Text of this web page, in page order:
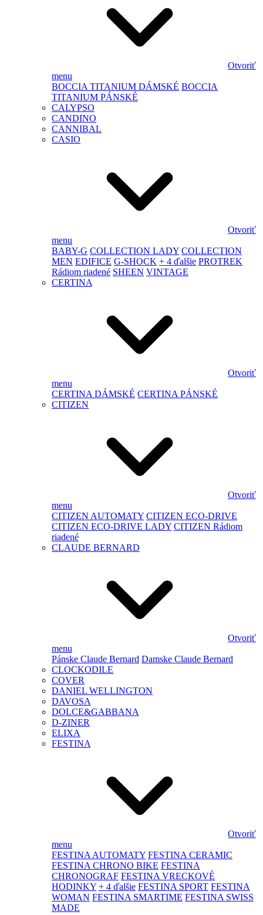
Otvoriť
menu
BOCCIA TITANIUM DÁMSKÉ BOCCIA
TITANIUM PÁNSKÉ
CALYPSO
CANDINO
CANNIBAL
CASIO
Otvoriť
menu
BABY-G COLLECTION LADY COLLECTION
MEN EDIFICE G-SHOCK + 4 ďalšie PROTREK
Rádiom riadené SHEEN VINTAGE
CERTINA
Otvoriť
menu
CERTINA DÁMSKÉ CERTINA PÁNSKÉ
CITIZEN
Otvoriť
menu
CITIZEN AUTOMATY CITIZEN ECO-DRIVE
CITIZEN ECO-DRIVE LADY CITIZEN Rádiom
riadené
CLAUDE BERNARD
Otvoriť
menu
Pánske Claude Bernard Damske Claude Bernard
CLOCKODILE
COVER
DANIEL WELLINGTON
DAVOSA
DOLCE&GABBANA
D-ZINER
ELIXA
FESTINA
Otvoriť
menu
FESTINA AUTOMATY FESTINA CERAMIC
FESTINA CHRONO BIKE FESTINA
CHRONOGRAF FESTINA VRECKOVÉ
HODINKY + 4 ďalšie FESTINA SPORT FESTINA
WOMAN FESTINA SMARTIME FESTINA SWISS
MADE